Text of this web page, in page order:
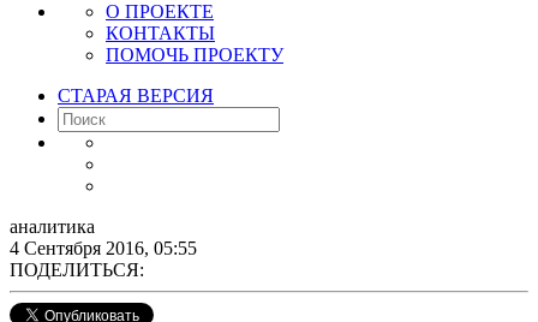
О ПРОЕКТЕ
КОНТАКТЫ
ПОМОЧЬ ПРОЕКТУ
СТАРАЯ ВЕРСИЯ
аналитика
4 Сентября 2016, 05:55
ПОДЕЛИТЬСЯ: